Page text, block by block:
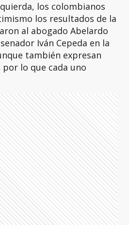
los colombianos
los resultados de la
al abogado Abelardo
Iván Cepeda en la
también expresan
lo que cada uno